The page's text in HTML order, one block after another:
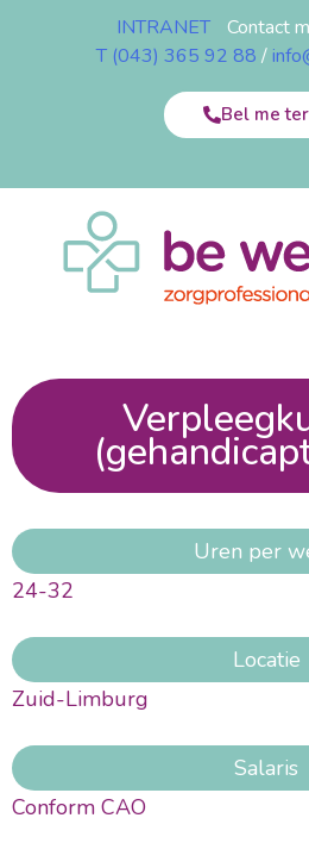
INTRANET
Contact
T (043) 365 92 88 /
Bel me
Uren per
24-32
Locatie
Zuid-Limburg
Salaris
Conform CAO